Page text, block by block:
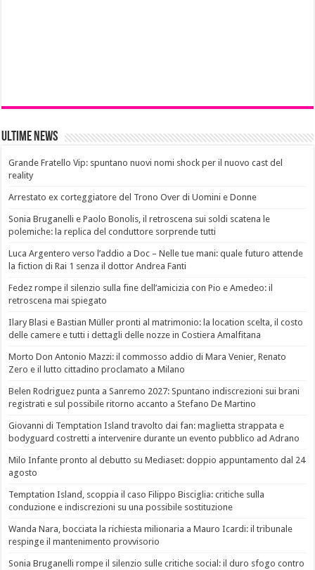
Ultime News
Grande Fratello Vip: spuntano nuovi nomi shock per il nuovo cast del
reality
Arrestato ex corteggiatore del Trono Over di Uomini e Donne
Sonia Bruganelli e Paolo Bonolis, il retroscena sui soldi scatena le
polemiche: la replica del conduttore sorprende tutti
Luca Argentero verso l’addio a Doc – Nelle tue mani: quale futuro attende
la fiction di Rai 1 senza il dottor Andrea Fanti
Fedez rompe il silenzio sulla fine dell’amicizia con Pio e Amedeo: il
retroscena mai spiegato
Ilary Blasi e Bastian Müller pronti al matrimonio: la location scelta, il costo
delle camere e tutti i dettagli delle nozze in Costiera Amalfitana
Morto Don Antonio Mazzi: il commosso addio di Mara Venier, Renato
Zero e il lutto cittadino proclamato a Milano
Belen Rodriguez punta a Sanremo 2027: Spuntano indiscrezioni sui brani
registrati e sul possibile ritorno accanto a Stefano De Martino
Giovanni di Temptation Island travolto dai fan: maglietta strappata e
bodyguard costretti a intervenire durante un evento pubblico ad Adrano
Milo Infante pronto al debutto su Mediaset: doppio appuntamento dal 24
agosto
Temptation Island, scoppia il caso Filippo Bisciglia: critiche sulla
conduzione e indiscrezioni su una possibile sostituzione
Wanda Nara, bocciata la richiesta milionaria a Mauro Icardi: il tribunale
respinge il mantenimento provvisorio
Sonia Bruganelli rompe il silenzio sulle critiche social: il duro sfogo contro